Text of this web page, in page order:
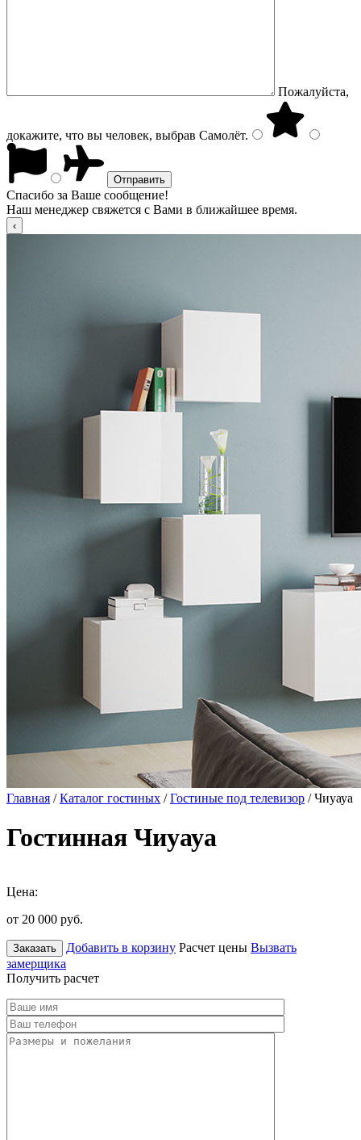
Пожалуйста,
докажите, что вы человек, выбрав Самолёт.
Спасибо за Ваше сообщение!
Наш менеджер свяжется с Вами в ближайшее время.
Главная /Каталог гостиных /Гостиные под телевизор / Чиуауа
Гостинная Чиуауа
Цена:
от 20 000 руб.
Заказать Добавить в корзину Расчет цены Вызвать
замерщика
Получить расчет